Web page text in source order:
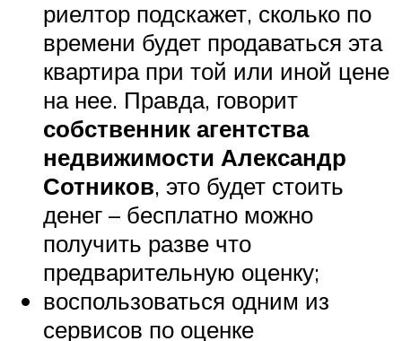
риелтор подскажет, сколько по
времени будет продаваться эта
квартира при той или иной цене
на нее. Правда, говорит
собственник агентства
недвижимости Александр
Сотников, это будет стоить
денег – бесплатно можно
получить разве что
предварительную оценку;
воспользоваться одним из
сервисов по оценке